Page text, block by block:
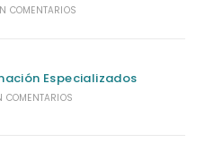
COMENTARIOS
Especializados
COMENTARIOS